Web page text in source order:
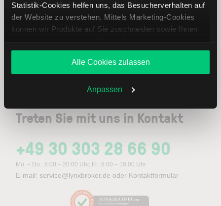
Statistik-Cookies helfen uns, das Besucherverhalten auf
der Website zu verstehen. Mittels Marketing-Cookies
können wir Produkte auf Sie zuschneiden sowie Ihnen
Angebote unterbreiten. Sie entscheiden, welche Cookies
Sie zulassen oder ablehnen. Ihre Entscheidung können
Sie jederzeit in denCookie-Einstellungenändern.
Weitere Infos auch in unsererDatenschutzerklärung
Alle Cookies zulassen
Anpassen
Treten Sie mit uns in Kontakt
+49 30 303 28 66 90
Mo. – Do.: 8:00 – 20:00 Uhr, Fr.: 8:00 – 18:00 Uhr
E-mail: service@lynxbroker.de oder Kontaktformular
AUSGEZEICHNET .org
Kundenbewertungen
Ihre E-Mail-Adresse (erforderlich)
Abonnieren